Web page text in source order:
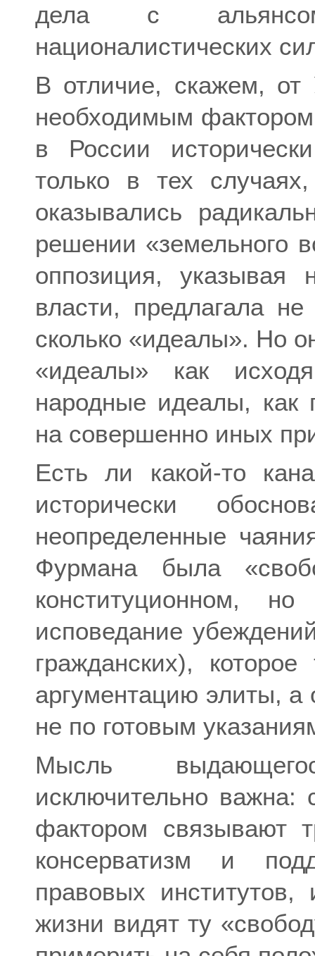
дела с
националистических
В отличие, скажем, от
необходимым
в России
только в тех
оказывались
решении «земельного
оппозиция, указывая
власти, предлагала
сколько «идеалы». Но
«идеалы» как
народные идеалы, как
на совершенно иных
Есть ли какой-то
исторически
неопределенные
Фурмана была
конституционном,
исповедание
гражданских),
аргументацию элиты,
не по готовым
Мысль
исключительно важна:
фактором связывают
консерватизм и
правовых
жизни видят ту